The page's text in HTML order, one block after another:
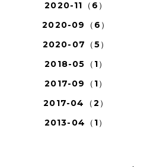
2020-11（6）
2020-09（6）
2020-07（5）
2018-05（1）
2017-09（1）
2017-04（2）
2013-04（1）